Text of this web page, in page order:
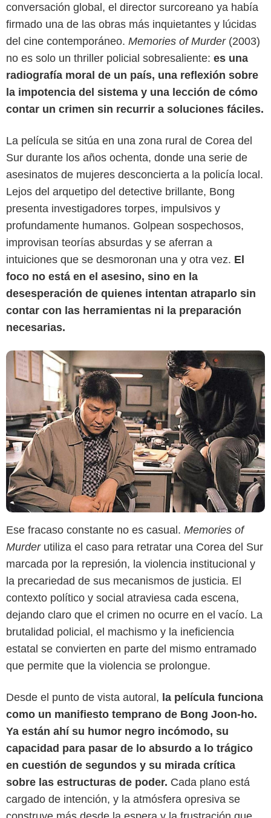
conversación global, el director surcoreano ya había
firmado una de las obras más inquietantes y lúcidas
del cine contemporáneo. Memories of Murder(2003)
no es solo un thriller policial sobresaliente: es una
radiografía moral de un país, una reflexión sobre
la impotencia del sistema y una lección de cómo
contar un crimen sin recurrir a soluciones fáciles.
La película se sitúa en una zona rural de Corea del
Sur durante los años ochenta, donde una serie de
asesinatos de mujeres desconcierta a la policía local.
Lejos del arquetipo del detective brillante, Bong
presenta investigadores torpes, impulsivos y
profundamente humanos. Golpean sospechosos,
improvisan teorías absurdas y se aferran a
intuiciones que se desmoronan una y otra vez. El
foco no está en el asesino, sino en la
desesperación de quienes intentan atraparlo sin
contar con las herramientas ni la preparación
necesarias.
IMDb
Ese fracaso constante no es casual. Memories of
Murder utiliza el caso para retratar una Corea del Sur
marcada por la represión, la violencia institucional y
la precariedad de sus mecanismos de justicia. El
contexto político y social atraviesa cada escena,
dejando claro que el crimen no ocurre en el vacío. La
brutalidad policial, el machismo y la ineficiencia
estatal se convierten en parte del mismo entramado
que permite que la violencia se prolongue.
Desde el punto de vista autoral, la película funciona
como un manifiesto temprano de Bong Joon-ho.
Ya están ahí su humor negro incómodo, su
capacidad para pasar de lo absurdo a lo trágico
en cuestión de segundos y su mirada crítica
sobre las estructuras de poder. Cada plano está
cargado de intención, y la atmósfera opresiva se